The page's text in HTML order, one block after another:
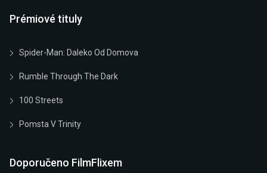
Prémiové tituly
Spider-Man: Daleko Od Domova
Rumble Through The Dark
100 Streets
Pomsta V Trinity
Doporučeno FilmFlixem